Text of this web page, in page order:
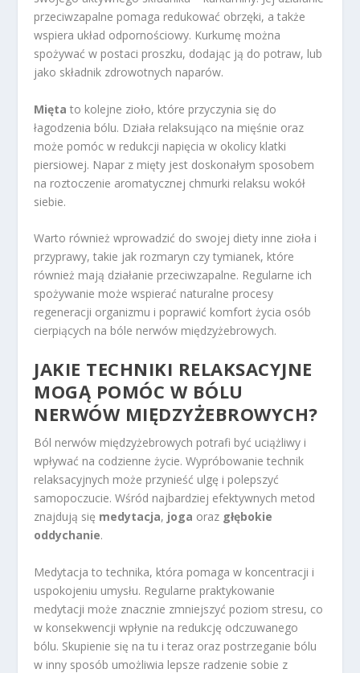
przeciwzapalne pomaga redukować obrzęki, a także
wspiera układ odpornościowy. Kurkumę można
spożywać w postaci proszku, dodając ją do potraw, lub
jako składnik zdrowotnych naparów.
Mięta to kolejne zioło, które przyczynia się do
łagodzenia bólu. Działa relaksująco na mięśnie oraz
może pomóc w redukcji napięcia w okolicy klatki
piersiowej. Napar z mięty jest doskonałym sposobem
na roztoczenie aromatycznej chmurki relaksu wokół
siebie.
Warto również wprowadzić do swojej diety inne zioła i
przyprawy, takie jak rozmaryn czy tymianek, które
również mają działanie przeciwzapalne. Regularne ich
spożywanie może wspierać naturalne procesy
regeneracji organizmu i poprawić komfort życia osób
cierpiących na bóle nerwów międzyżebrowych.
JAKIE TECHNIKI RELAKSACYJNE
MOGĄ POMÓC W BÓLU
NERWÓW MIĘDZYŻEBROWYCH?
Ból nerwów międzyżebrowych potrafi być uciążliwy i
wpływać na codzienne życie. Wypróbowanie technik
relaksacyjnych może przynieść ulgę i polepszyć
samopoczucie. Wśród najbardziej efektywnych metod
znajdują się medytacja, joga oraz głębokie
oddychanie.
Medytacja to technika, która pomaga w koncentracji i
uspokojeniu umysłu. Regularne praktykowanie
medytacji może znacznie zmniejszyć poziom stresu, co
w konsekwencji wpłynie na redukcję odczuwanego
bólu. Skupienie się na tu i teraz oraz postrzeganie bólu
w inny sposób umożliwia lepsze radzenie sobie z